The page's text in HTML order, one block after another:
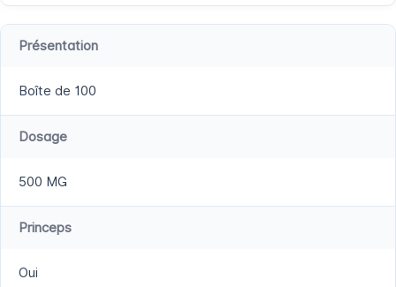
Présentation
Boîte de 100
Dosage
500 MG
Princeps
Oui